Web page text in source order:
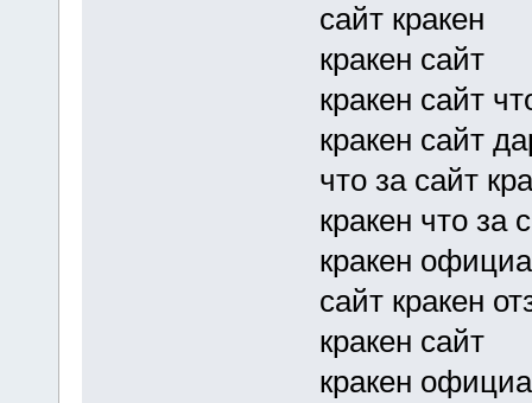
сайт кракен
кракен сайт
кракен сайт
кракен сайт
что за сайт
кракен что за
кракен
сайт кракен
кракен сайт
кракен